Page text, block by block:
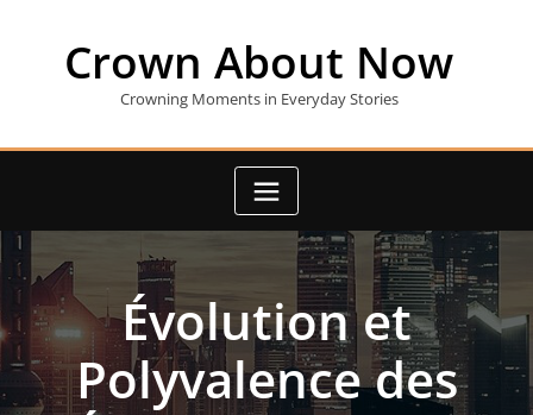
Crown About Now
Crowning Moments in Everyday Stories
Évolution et
Polyvalence des